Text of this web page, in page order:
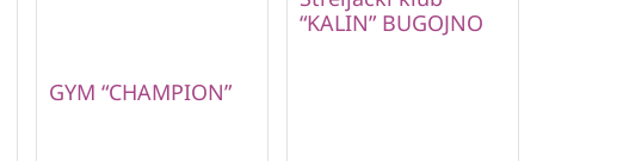
GYM “CHAMPION”
“KALIN” BUGOJNO